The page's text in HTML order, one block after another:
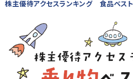
株主優待アクセスランキング 食品ベス